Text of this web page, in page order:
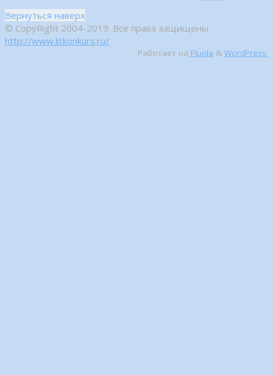
Вернуться наверх
© CopyRight 2004-2019. Все права защищены
http://www.litkonkurs.ru/
Работает на Fluida & WordPress.